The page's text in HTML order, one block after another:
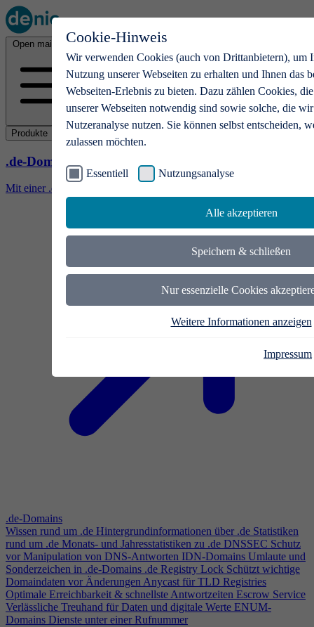
Cookie-Hinweis
Wir verwenden Cookies (auch von Drittanbietern), um
Nutzung unserer Webseiten zu erhalten und Ihnen das
Webseiten-Erlebnis zu bieten. Dazu zählen Cookies,
unserer Webseiten notwendig sind sowie solche, die
Nutzeranalyse nutzen. Sie können selbst entscheiden,
zulassen möchten.
Essentiell Nutzungsanalyse
Alle akzeptieren
Speichern & schließen
Nur essenzielle Cookies
Weitere Informationen anzeigen
Impressum
Open main menu
Produkte
.de-Domains
Mit einer .de-Domain erhalten Ideen eine Bühne
.de-Domains
Wissen rund um .de Hintergrundinformationen über .de Statistiken
rund um .de Monats- und Jahresstatistiken zu .de DNSSEC Schutz
vor Manipulation von DNS-Antworten IDN-Domains Umlaute und
Sonderzeichen in .de-Domains .de Registry Lock Schützt wichtige
Domaindaten vor ÄnderungenAnycast für TLD Registries
Optimale Erreichbarkeit & schnellste Antwortzeiten Escrow Service
Verlässliche Treuhand für Daten und digitale Werte ENUM-
Domains Dienste unter einer Rufnummer